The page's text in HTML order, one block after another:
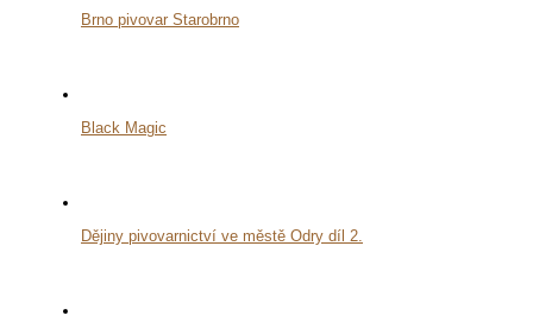
Brno pivovar Starobrno
Black Magic
Dějiny pivovarnictví ve městě Odry díl 2.